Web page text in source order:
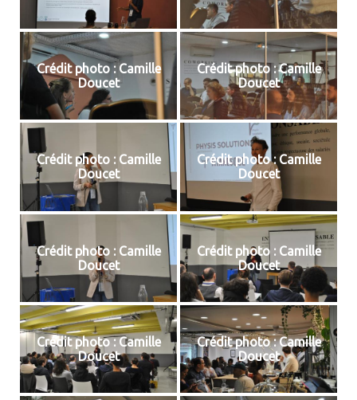
Crédit photo : Camille
Doucet
Crédit photo : Camille
Doucet
Crédit photo : Camille
Doucet
Crédit photo : Camille
Doucet
Crédit photo : Camille
Doucet
Crédit photo : Camille
Doucet
Crédit photo : Camille
Doucet
Crédit photo : Camille
Doucet